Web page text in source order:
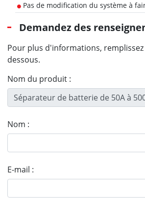
Pas de modification du système à
Demandez des
Pour plus d'informations,
dessous.
Nom du produit :
Nom :
E-mail :